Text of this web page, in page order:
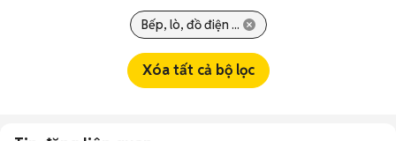
Bếp, lò, đồ điện ...
Xóa tất cả bộ lọc